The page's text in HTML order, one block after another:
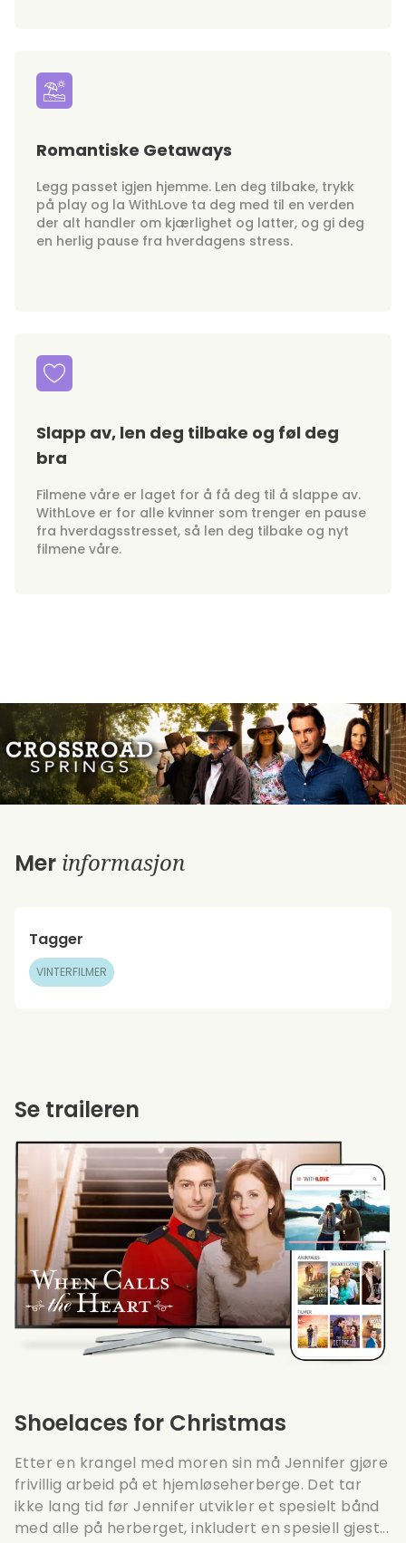
Romantiske Getaways
Legg passet igjen hjemme. Len deg tilbake, trykk
på play og la WithLove ta deg med til en verden
der alt handler om kjærlighet og latter, og gi deg
en herlig pause fra hverdagens stress.
Slapp av, len deg tilbake og føl deg
bra
Filmene våre er laget for å få deg til å slappe av.
WithLove er for alle kvinner som trenger en pause
fra hverdagsstresset, så len deg tilbake og nyt
filmene våre.
Mer informasjon
Tagger
VINTERFILMER
Shoelaces for Christmas
Etter en krangel med moren sin må Jennifer gjøre
frivillig arbeid på et hjemløseherberge. Det tar
ikke lang tid før Jennifer utvikler et spesielt bånd
med alle på herberget, inkludert en spesiell gjest...
Se traileren